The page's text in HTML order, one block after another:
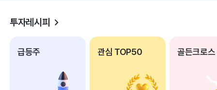
투자레시피
급등주 관심 TOP50 골든크로스